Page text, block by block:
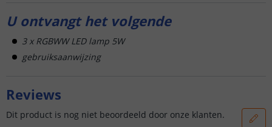
U ontvangt het volgende
3 x RGBWW LED lamp 5W
gebruiksaanwijzing
Reviews
Dit product is nog niet beoordeeld door onze klanten.